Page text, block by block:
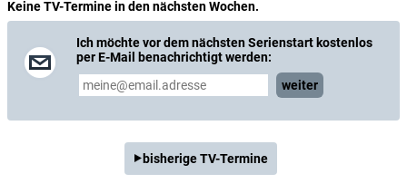
Keine TV-Termine in den nächsten Wochen.
Ich möchte vor dem nächsten Serienstart kostenlos
per E-Mail benachrichtigt werden:
weiter
bisherige TV-Termine